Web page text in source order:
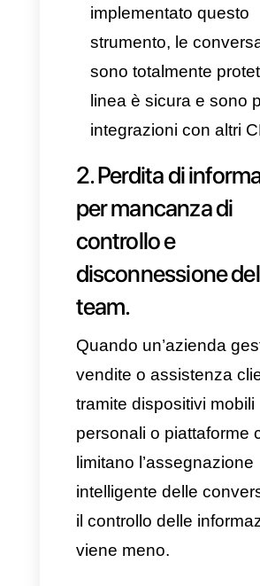
funzionano
illegali di
Utilizzandoli, le
costrette a
account a
generando
privacy dei
linea può
bloccata
momento in cui
provider non
La soluzione:
sicurezza dei
WhatsApp
necessario
esclusivamente